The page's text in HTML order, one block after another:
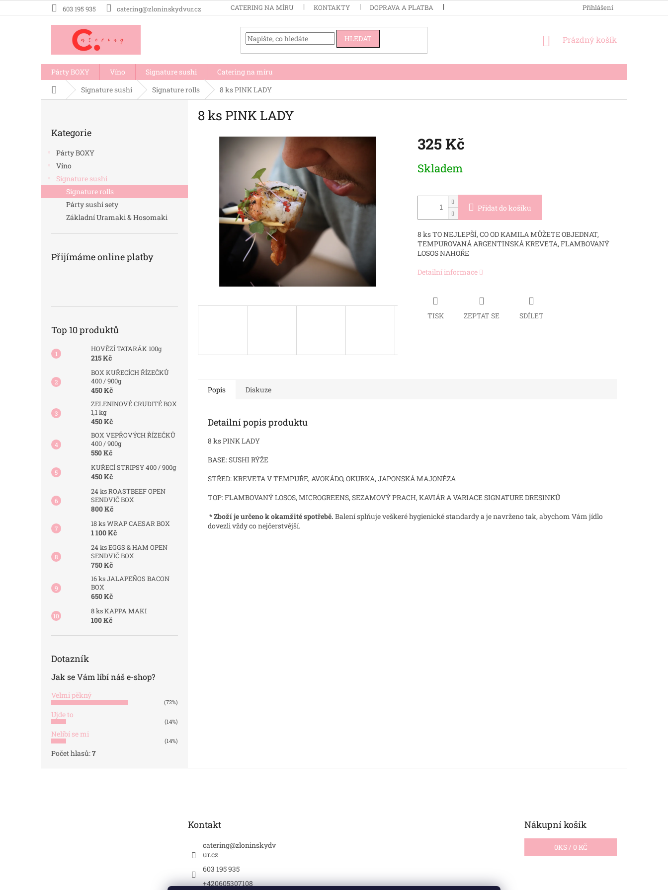
na
603 195 935 catering@zloninskydvur.cz CATERING NA MÍRU KONTAKTY DOPRAVA A PLATBA PODMÍNKY OCHRANY OSOBNÍCH
Přihlášení
HLEDAT
NÁKUPNÍ
Prázdný košík
Párty BOXY Víno Signature sushi
Catering na míru
Domů Signature sushi Signature rolls 8 ks PINK LADY
kategorie
Kategorie
Párty BOXY
Víno
Signature sushi
Signature rolls
Párty sushi sety
Základní Uramaki & Hosomaki
Přijímáme online platby
Top 10 produktů
HOVĚZÍ TATARÁK 100g
215 Kč
BOX KUŘECÍCH ŘÍZEČKŮ
400 / 900g
450 Kč
ZELENINOVÉ CRUDITÉ BOX
1,1 kg
450 Kč
BOX VEPŘOVÝCH ŘÍZEČKŮ
400 / 900g
550 Kč
KUŘECÍ STRIPSY 400 / 900g
450 Kč
24 ks ROASTBEEF OPEN
SENDVIČ BOX
800 Kč
18 ks WRAP CAESAR BOX
1 100 Kč
24 ks EGGS & HAM OPEN
SENDVIČ BOX
750 Kč
16 ks JALAPEÑOS BACON
BOX
650 Kč
8 ks KAPPA MAKI
100 Kč
Dotazník
Jak se Vám líbí náš e-shop?
Velmi pěkný
(72%)
Ujde to
(14%)
Nelíbí se mi
(14%)
Počet hlasů:7
8 ks PINK LADY
325 Kč
cena:
Skladem
Přidat do košíku
8 ks TO NEJLEPŠÍ, CO OD KAMILA MŮŽETE OBJEDNAT,
TEMPUROVANÁ ARGENTINSKÁ KREVETA, FLAMBOVANÝ
LOSOS NAHOŘE
Detailní informace
TISK ZEPTAT SE SDÍLET
Popis Diskuze
Detailní popis produktu
8 ks PINK LADY
BASE: SUSHI RÝŽE
STŘED: KREVETA V TEMPUŘE, AVOKÁDO, OKURKA, JAPONSKÁ MAJONÉZA
TOP: FLAMBOVANÝ LOSOS, MICROGREENS, SEZAMOVÝ PRACH, KAVIÁR A VARIACE SIGNATURE DRESINKŮ
* Zboží je určeno k okamžité spotřebě. Balení splňuje veškeré hygienické standardy a je navrženo tak, abychom Vám jídlo
dovezli vždy co nejčerstvější.
Kontakt
catering@zloninskydv
ur.cz
603 195 935
+420605307108
Nákupní košík
0KS / 0 KČ